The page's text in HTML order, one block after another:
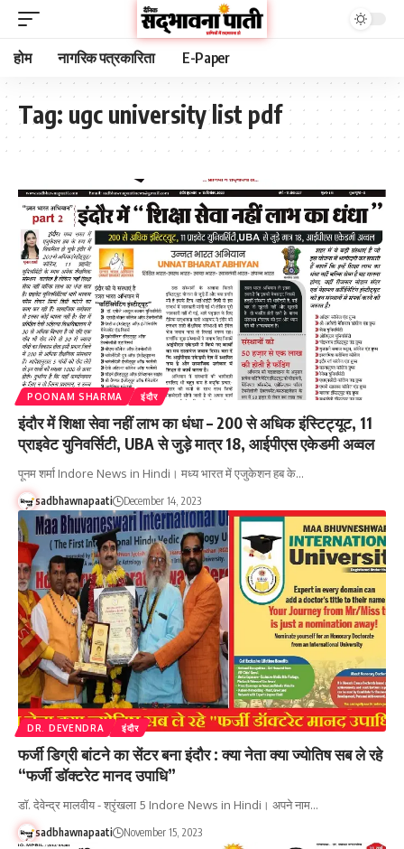
होम नागरिक पत्रकारिता E-Paper
Tag: ugc university list pdf
POONAM SHARMA इंदौर
इंदौर में शिक्षा सेवा नहीं लाभ का धंधा – 200 से अधिक इंस्टिट्यूट, 11
प्राइवेट युनिवर्सिटी, UBA से जुड़े मात्र 18, आईपीएस एकेडमी अव्वल
पूनम शर्मा Indore News in Hindi। मध्य भारत में एजुकेशन हब के…
sadbhawnapaati December 14, 2023
DR. DEVENDRA इंदौर
फर्जी डिग्री बांटने का सेंटर बना इंदौर : क्या नेता क्या ज्योतिष सब ले रहे
“फर्जी डॉक्टरेट मानद उपाधि”
डॉ. देवेन्द्र मालवीय - श्रृंखला 5 Indore News in Hindi। अपने नाम…
sadbhawnapaati November 15, 2023